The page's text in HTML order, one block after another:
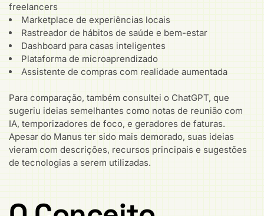
freelancers
Marketplace de experiências locais
Rastreador de hábitos de saúde e bem-estar
Dashboard para casas inteligentes
Plataforma de microaprendizado
Assistente de compras com realidade aumentada
Para comparação, também consultei o ChatGPT, que
sugeriu ideias semelhantes como notas de reunião com
IA, temporizadores de foco, e geradores de faturas.
Apesar do Manus ter sido mais demorado, suas ideias
vieram com descrições, recursos principais e sugestões
de tecnologias a serem utilizadas.